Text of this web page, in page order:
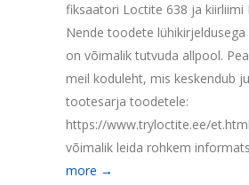
fiksaatori Loctite 638 ja kiirliimi
Nende toodete lühikirjeldusega
on võimalik tutvuda allpool.
meil koduleht, mis keskendub
tootesarja toodetele:
https://www.tryloctite.ee/
võimalik leida rohkem
more →